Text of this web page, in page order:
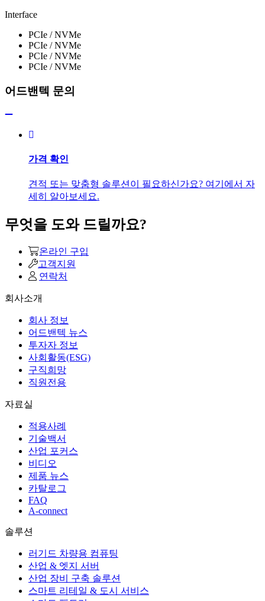
Interface
PCIe / NVMe
PCIe / NVMe
PCIe / NVMe
PCIe / NVMe
어드밴텍 문의
가격 확인
견적 또는 맞춤형 솔루션이 필요하신가요? 여기에서 자
세히 알아보세요.
무엇을 도와 드릴까요?
온라인 구입
고객지원
연락처
회사소개
회사 정보
어드밴텍 뉴스
투자자 정보
사회활동(ESG)
구직희망
직원전용
자료실
적용사례
기술백서
산업 포커스
비디오
제품 뉴스
카탈로그
FAQ
A-connect
솔루션
러기드 차량용 컴퓨팅
산업 & 엣지 서버
산업 장비 구축 솔루션
스마트 리테일 & 도시 서비스